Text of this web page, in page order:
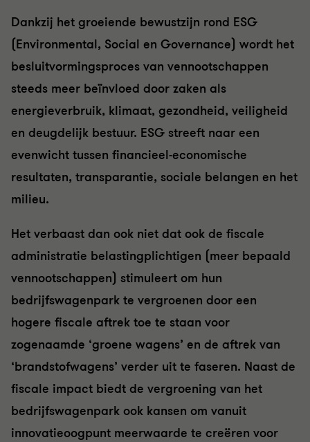
Dankzij het groeiende bewustzijn rond ESG
(Environmental, Social en Governance) wordt het
besluitvormingsproces van vennootschappen
steeds meer beïnvloed door zaken als
energieverbruik, klimaat, gezondheid, veiligheid
en deugdelijk bestuur. ESG streeft naar een
evenwicht tussen financieel-economische
resultaten, transparantie, sociale belangen en het
milieu.
Het verbaast dan ook niet dat ook de fiscale
administratie belastingplichtigen (meer bepaald
vennootschappen) stimuleert om hun
bedrijfswagenpark te vergroenen door een
hogere fiscale aftrek toe te staan voor
zogenaamde ‘groene wagens’ en de aftrek van
‘brandstofwagens’ verder uit te faseren. Naast de
fiscale impact biedt de vergroening van het
bedrijfswagenpark ook kansen om vanuit
innovatieoogpunt meerwaarde te creëren voor